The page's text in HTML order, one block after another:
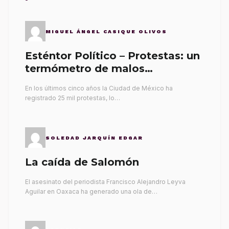
MIGUEL ÁNGEL CASIQUE OLIVOS
Esténtor Político – Protestas: un
termómetro de malos
En los últimos cinco años la Ciudad de México ha
registrado 25 mil protestas, lo…
SOLEDAD JARQUÍN EDGAR
La caída de Salomón
El asesinato del periodista Francisco Alejandro Leyva
Aguilar en Oaxaca ha generado una ola de…